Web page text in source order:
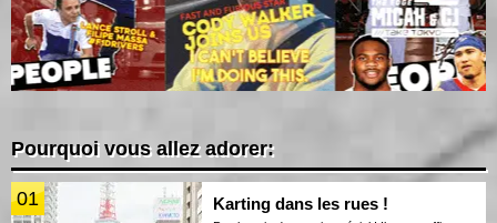
Pourquoi vous allez adorer:
01 Karting dans les rues !